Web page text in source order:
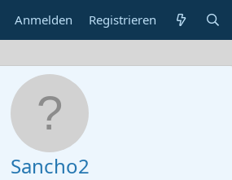
Anmelden Registrieren
Sancho2